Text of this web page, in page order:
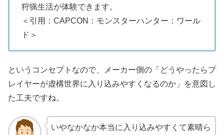
狩猟生活が体験できます。
＜引用：CAPCON：モンスターハンター：ワール
ド＞
というコンセプトなので、メーカー側の「どうやったらプ
レイヤーが虚構世界に入り込みやすくなるのか」を意図し
た工夫ですね。
いやなかなか本当に入り込みやすくて素晴ら